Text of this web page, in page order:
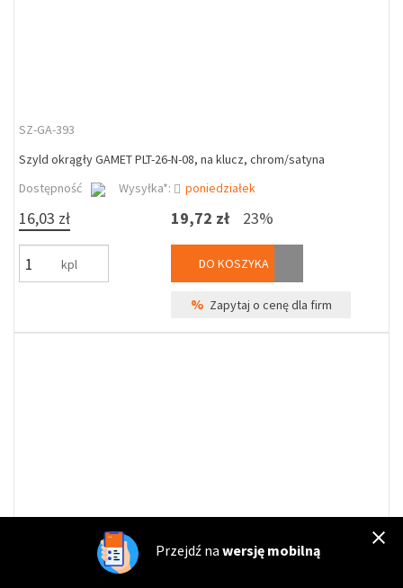
SZ-GA-393
Szyld okrągły GAMET PLT-26-N-08, na klucz, chrom/satyna
Dostępność
Wysyłka*: poniedziałek
16,03 zł
kpl
19,72 zł 23%
DO KOSZYKA
% Zapytaj o cenę dla firm
Przejdź na wersję mobilną